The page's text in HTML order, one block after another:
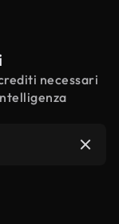
necessari